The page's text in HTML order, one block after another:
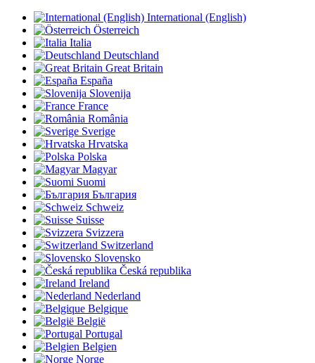
International (English)
Österreich
Italia
Deutschland
Great Britain
España
Slovenija
France
România
Sverige
Hrvatska
Polska
Magyar
Suomi
България
Schweiz
Suisse
Svizzera
Switzerland
Slovensko
Česká republika
Ireland
Nederland
Belgique
België
Portugal
Belgien
Norge